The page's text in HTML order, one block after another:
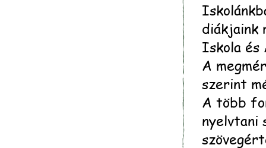
diákjaink
Iskola és
A
szerint
A több
nyelvtani